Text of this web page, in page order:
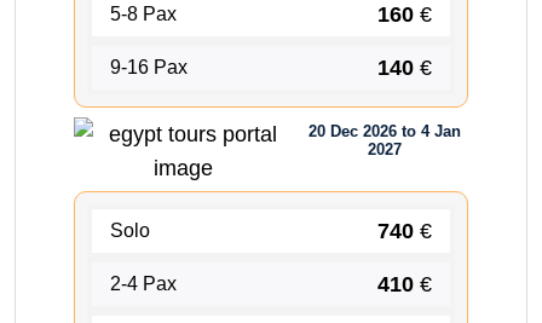
5-8 Pax 160 €
9-16 Pax 140 €
20 Dec 2026 to 4 Jan
2027
Solo 740 €
2-4 Pax 410 €